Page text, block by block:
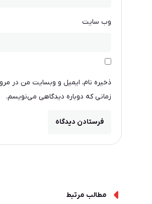
وب‌ سایت
ذخیره نام، ایمیل و وبسایت من در
زمانی که دوباره دیدگاهی می‌نویسم.
مطالب مرتبط